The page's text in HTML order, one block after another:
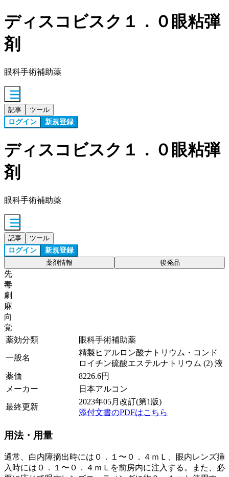
ディスコビスク１．０眼粘弾
剤
眼科手術補助薬
記事 ツール
ログイン 新規登録
ディスコビスク１．０眼粘弾
剤
眼科手術補助薬
記事 ツール
ログイン 新規登録
薬剤情報 後発品
先
毒
劇
麻
向
覚
薬効分類
眼科手術補助薬
一般名
精製ヒアルロン酸ナトリウム・コンド
ロイチン硫酸エステルナトリウム (2) 液
薬価
8226.6円
メーカー
日本アルコン
最終更新
2023年05月改訂(第1版)
添付文書のPDFはこちら
用法・用量
通常、白内障摘出時には０．１〜０．４ｍＬ、眼内レンズ挿
入時には０．１〜０．４ｍＬを前房内に注入する。また、必